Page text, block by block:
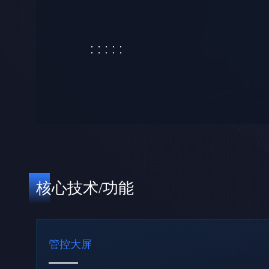
核心技术/功能
管控大屏